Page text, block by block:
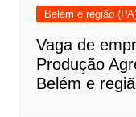
Belém e região
Vaga de
Produção
Belém e